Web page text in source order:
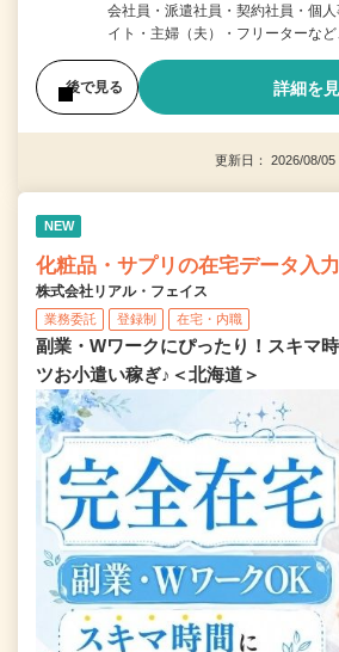
会社員・派遣社員・契約社員・個
イト・主婦（夫）・フリーターな
後で見る 詳細を
更新日： 2026/08/
NEW
化粧品・サプリの在宅データ入力
株式会社リアル・フェイス
業務委託 登録制 在宅・内職
副業・Wワークにぴったり！スキマ
ツお小遣い稼ぎ♪＜北海道＞